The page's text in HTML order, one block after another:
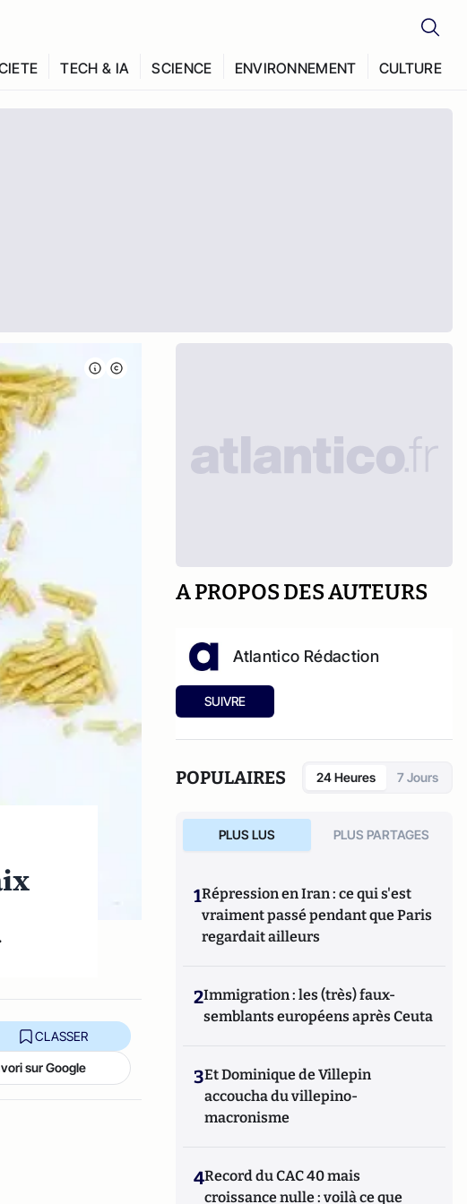
TECH & IA SCIENCE ENVIRONNEMENT CULTURE
CLASSER
sur Google
A PROPOS DES AUTEURS
Atlantico Rédaction
SUIVRE
POPULAIRES 24 Heures 7 Jours
PLUS LUS PLUS PARTAGES
1Répression en Iran : ce qui s'est
vraiment passé pendant que Paris
regardait ailleurs
2Immigration : les (très) faux-
semblants européens après Ceuta
3Et Dominique de Villepin
accoucha du villepino-
macronisme
4Record du CAC 40 mais
croissance nulle : voilà ce que